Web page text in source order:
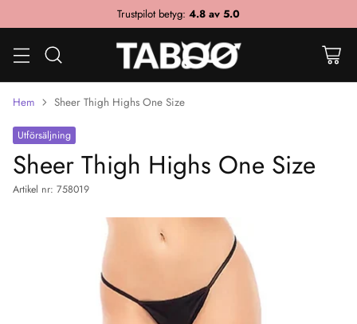
Trustpilot betyg: 4.8 av 5.0
Hem Sheer Thigh Highs One Size
Utförsäljning
Sheer Thigh Highs One Size
Artikel nr: 758019